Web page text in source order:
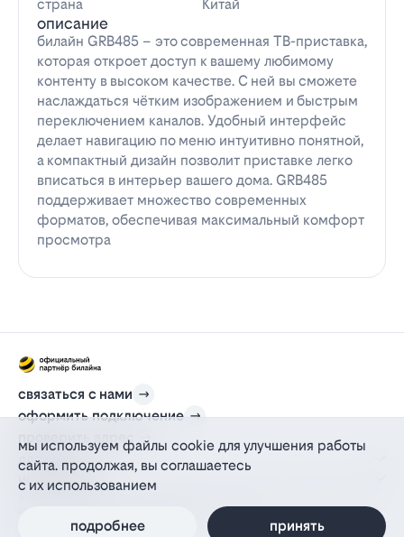
страна
Китай
описание
билайн GRB485 – это современная ТВ-приставка,
которая откроет доступ к вашему любимому
контенту в высоком качестве. С ней вы сможете
наслаждаться чётким изображением и быстрым
переключением каналов. Удобный интерфейс
делает навигацию по меню интуитивно понятной,
а компактный дизайн позволит приставке легко
вписаться в интерьер вашего дома. GRB485
поддерживает множество современных
форматов, обеспечивая максимальный комфорт
просмотра
связаться с нами
оформить подключение
проверить адрес
для дома
информация
действующий на основании агентского договора
политика персональных данных
мы используем файлы cookie для улучшения работы
сайта. продолжая, вы соглашаетесь
с их использованием
подробнее принять